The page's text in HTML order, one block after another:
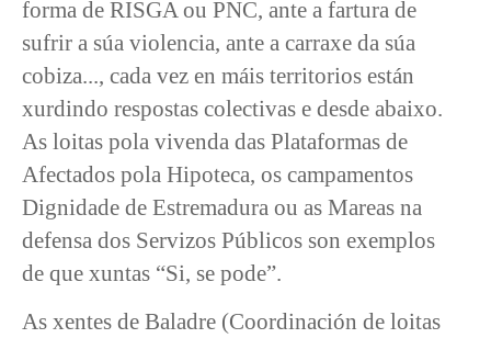
forma de RISGA ou PNC, ante a fartura de
sufrir a súa violencia, ante a carraxe da súa
cobiza..., cada vez en máis territorios están
xurdindo respostas colectivas e desde abaixo.
As loitas pola vivenda das Plataformas de
Afectados pola Hipoteca, os campamentos
Dignidade de Estremadura ou as Mareas na
defensa dos Servizos Públicos son exemplos
de que xuntas “Si, se pode”.
As xentes de Baladre (Coordinación de loitas